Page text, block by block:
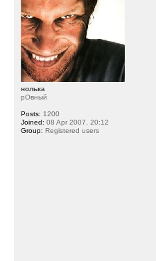
нолька
рОвный
Posts: 1200
Joined: 08 Apr 2007, 20:12
Group: Registered users